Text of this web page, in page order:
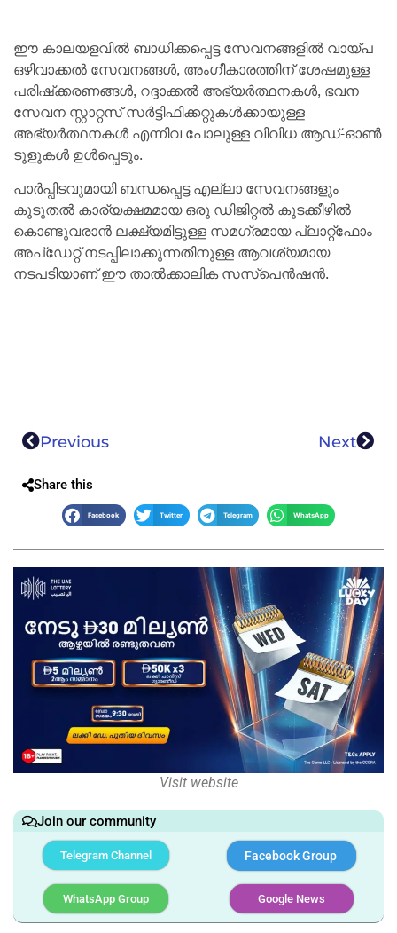
ഈ കാലയളവിൽ ബാധിക്കപ്പെട്ട സേവനങ്ങളിൽ വായ്പ
ഒഴിവാക്കൽ സേവനങ്ങൾ, അംഗീകാരത്തിന് ശേഷമുള്ള
പരിഷ്‌ക്കരണങ്ങൾ, റദ്ദാക്കൽ അഭ്യർത്ഥനകൾ, ഭവന
സേവന സ്റ്റാറ്റസ് സർട്ടിഫിക്കറ്റുകൾക്കായുള്ള
അഭ്യർത്ഥനകൾ എന്നിവ പോലുള്ള വിവിധ ആഡ്-ഓൺ
ടൂളുകൾ ഉൾപ്പെടും.
പാർപ്പിടവുമായി ബന്ധപ്പെട്ട എല്ലാ സേവനങ്ങളും
കൂടുതൽ കാര്യക്ഷമമായ ഒരു ഡിജിറ്റൽ കുടക്കീഴിൽ
കൊണ്ടുവരാൻ ലക്ഷ്യമിട്ടുള്ള സമഗ്രമായ പ്ലാറ്റ്‌ഫോം
അപ്‌ഡേറ്റ് നടപ്പിലാക്കുന്നതിനുള്ള ആവശ്യമായ
നടപടിയാണ് ഈ താൽക്കാലിക സസ്‌പെൻഷൻ.
Previous Next
Share this
Facebook Twitter Telegram WhatsApp
Visit website
Join our community
Telegram Channel Facebook Group
WhatsApp Group Google News